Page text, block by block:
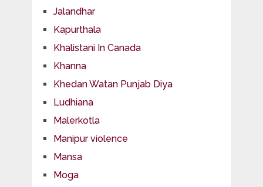
Jalandhar
Kapurthala
Khalistani In Canada
Khanna
Khedan Watan Punjab Diya
Ludhiana
Malerkotla
Manipur violence
Mansa
Moga